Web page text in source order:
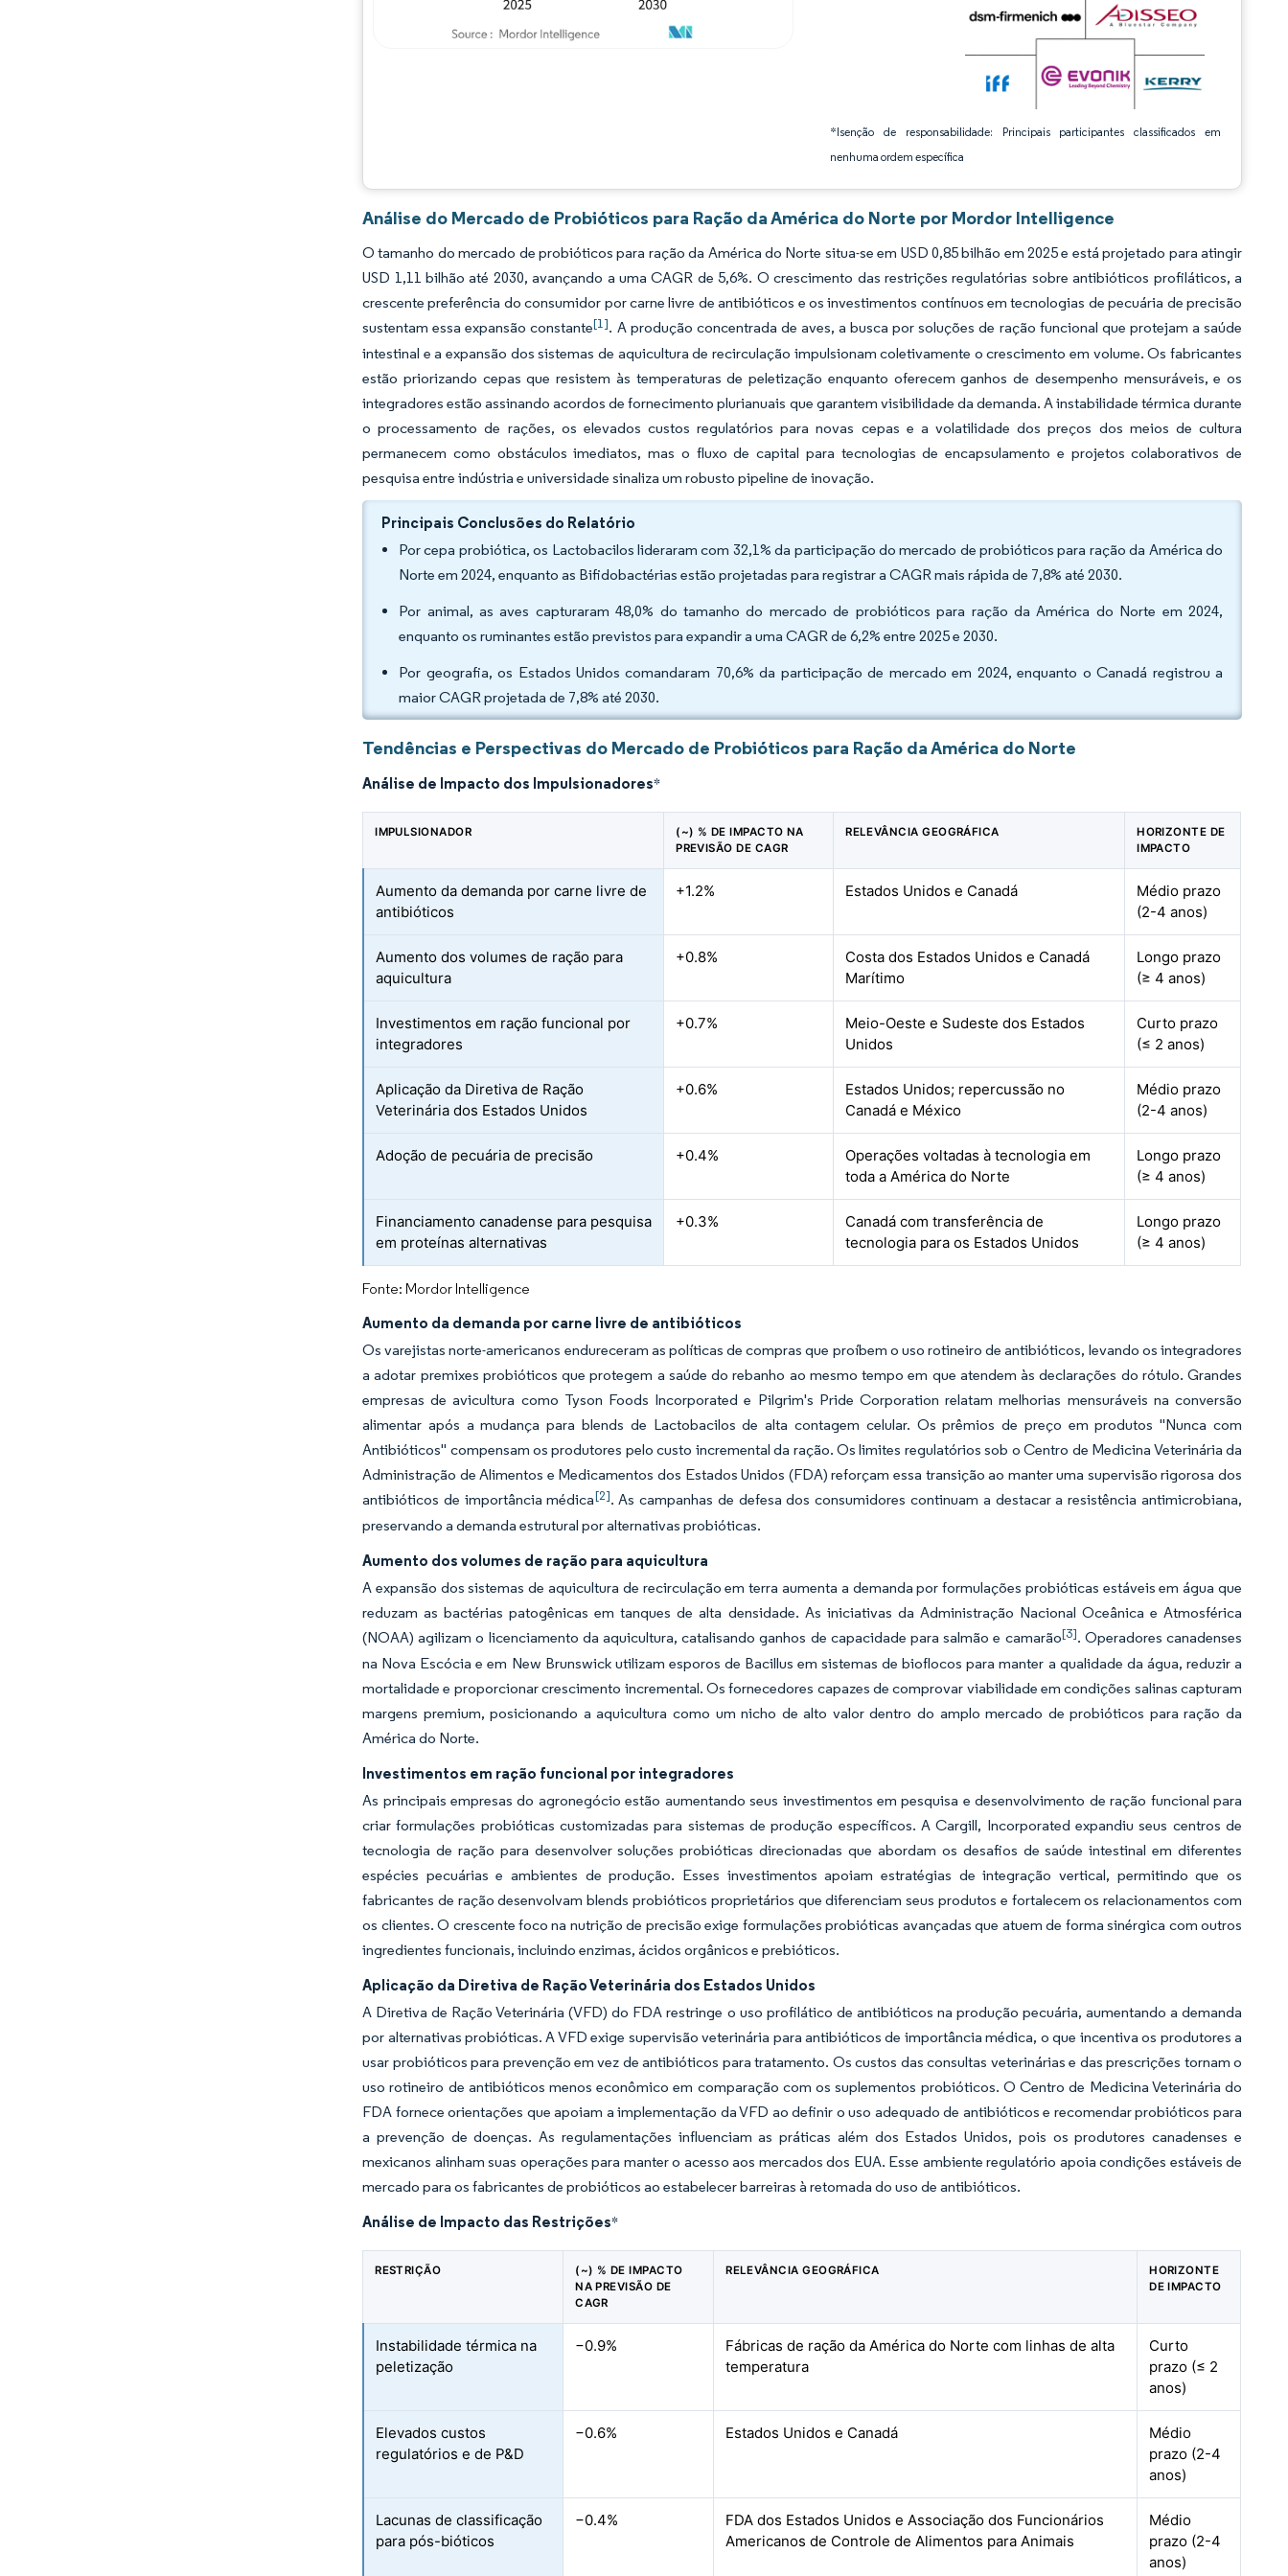
*Isenção de responsabilidade: Principais participantes classificados em
nenhuma ordem específica
Análise do Mercado de Probióticos para Ração da América do Norte por Mordor Intelligence
O tamanho do mercado de probióticos para ração da América do Norte situa-se em USD 0,85 bilhão em 2025 e está projetado para atingir
USD 1,11 bilhão até 2030, avançando a uma CAGR de 5,6%. O crescimento das restrições regulatórias sobre antibióticos profiláticos, a
crescente preferência do consumidor por carne livre de antibióticos e os investimentos contínuos em tecnologias de pecuária de precisão
sustentam essa expansão constante[1]. A produção concentrada de aves, a busca por soluções de ração funcional que protejam a saúde
intestinal e a expansão dos sistemas de aquicultura de recirculação impulsionam coletivamente o crescimento em volume. Os fabricantes
estão priorizando cepas que resistem às temperaturas de peletização enquanto oferecem ganhos de desempenho mensuráveis, e os
integradores estão assinando acordos de fornecimento plurianuais que garantem visibilidade da demanda. A instabilidade térmica durante
o processamento de rações, os elevados custos regulatórios para novas cepas e a volatilidade dos preços dos meios de cultura
permanecem como obstáculos imediatos, mas o fluxo de capital para tecnologias de encapsulamento e projetos colaborativos de
pesquisa entre indústria e universidade sinaliza um robusto pipeline de inovação.
Principais Conclusões do Relatório
Por cepa probiótica, os Lactobacilos lideraram com 32,1% da participação do mercado de probióticos para ração da América do
Norte em 2024, enquanto as Bifidobactérias estão projetadas para registrar a CAGR mais rápida de 7,8% até 2030.
Por animal, as aves capturaram 48,0% do tamanho do mercado de probióticos para ração da América do Norte em 2024,
enquanto os ruminantes estão previstos para expandir a uma CAGR de 6,2% entre 2025 e 2030.
Por geografia, os Estados Unidos comandaram 70,6% da participação de mercado em 2024, enquanto o Canadá registrou a
maior CAGR projetada de 7,8% até 2030.
Tendências e Perspectivas do Mercado de Probióticos para Ração da América do Norte
Análise de Impacto dos Impulsionadores*
IMPULSIONADOR
(~) % DE IMPACTO NA
PREVISÃO DE CAGR
RELEVÂNCIA GEOGRÁFICA
HORIZONTE DE
IMPACTO
Aumento da demanda por carne livre de
antibióticos
+1.2% Estados Unidos e Canadá
Médio prazo
(2-4 anos)
Aumento dos volumes de ração para
aquicultura
+0.8%
Costa dos Estados Unidos e Canadá
Marítimo
Longo prazo
(≥ 4 anos)
Investimentos em ração funcional por
integradores
+0.7%
Meio-Oeste e Sudeste dos Estados
Unidos
Curto prazo
(≤ 2 anos)
Aplicação da Diretiva de Ração
Veterinária dos Estados Unidos
+0.6%
Estados Unidos; repercussão no
Canadá e México
Médio prazo
(2-4 anos)
Adoção de pecuária de precisão +0.4%
Operações voltadas à tecnologia em
toda a América do Norte
Longo prazo
(≥ 4 anos)
Financiamento canadense para pesquisa
em proteínas alternativas
+0.3%
Canadá com transferência de
tecnologia para os Estados Unidos
Longo prazo
(≥ 4 anos)
Fonte: Mordor Intelligence
Aumento da demanda por carne livre de antibióticos
Os varejistas norte-americanos endureceram as políticas de compras que proíbem o uso rotineiro de antibióticos, levando os integradores
a adotar premixes probióticos que protegem a saúde do rebanho ao mesmo tempo em que atendem às declarações do rótulo. Grandes
empresas de avicultura como Tyson Foods Incorporated e Pilgrim's Pride Corporation relatam melhorias mensuráveis na conversão
alimentar após a mudança para blends de Lactobacilos de alta contagem celular. Os prêmios de preço em produtos "Nunca com
Antibióticos" compensam os produtores pelo custo incremental da ração. Os limites regulatórios sob o Centro de Medicina Veterinária da
Administração de Alimentos e Medicamentos dos Estados Unidos (FDA) reforçam essa transição ao manter uma supervisão rigorosa dos
antibióticos de importância médica[2]. As campanhas de defesa dos consumidores continuam a destacar a resistência antimicrobiana,
preservando a demanda estrutural por alternativas probióticas.
Aumento dos volumes de ração para aquicultura
A expansão dos sistemas de aquicultura de recirculação em terra aumenta a demanda por formulações probióticas estáveis em água que
reduzam as bactérias patogênicas em tanques de alta densidade. As iniciativas da Administração Nacional Oceânica e Atmosférica
(NOAA) agilizam o licenciamento da aquicultura, catalisando ganhos de capacidade para salmão e camarão[3]. Operadores canadenses
na Nova Escócia e em New Brunswick utilizam esporos de Bacillus em sistemas de bioflocos para manter a qualidade da água, reduzir a
mortalidade e proporcionar crescimento incremental. Os fornecedores capazes de comprovar viabilidade em condições salinas capturam
margens premium, posicionando a aquicultura como um nicho de alto valor dentro do amplo mercado de probióticos para ração da
América do Norte.
Investimentos em ração funcional por integradores
As principais empresas do agronegócio estão aumentando seus investimentos em pesquisa e desenvolvimento de ração funcional para
criar formulações probióticas customizadas para sistemas de produção específicos. A Cargill, Incorporated expandiu seus centros de
tecnologia de ração para desenvolver soluções probióticas direcionadas que abordam os desafios de saúde intestinal em diferentes
espécies pecuárias e ambientes de produção. Esses investimentos apoiam estratégias de integração vertical, permitindo que os
fabricantes de ração desenvolvam blends probióticos proprietários que diferenciam seus produtos e fortalecem os relacionamentos com
os clientes. O crescente foco na nutrição de precisão exige formulações probióticas avançadas que atuem de forma sinérgica com outros
ingredientes funcionais, incluindo enzimas, ácidos orgânicos e prebióticos.
Aplicação da Diretiva de Ração Veterinária dos Estados Unidos
A Diretiva de Ração Veterinária (VFD) do FDA restringe o uso profilático de antibióticos na produção pecuária, aumentando a demanda
por alternativas probióticas. A VFD exige supervisão veterinária para antibióticos de importância médica, o que incentiva os produtores a
usar probióticos para prevenção em vez de antibióticos para tratamento. Os custos das consultas veterinárias e das prescrições tornam o
uso rotineiro de antibióticos menos econômico em comparação com os suplementos probióticos. O Centro de Medicina Veterinária do
FDA fornece orientações que apoiam a implementação da VFD ao definir o uso adequado de antibióticos e recomendar probióticos para
a prevenção de doenças. As regulamentações influenciam as práticas além dos Estados Unidos, pois os produtores canadenses e
mexicanos alinham suas operações para manter o acesso aos mercados dos EUA. Esse ambiente regulatório apoia condições estáveis de
mercado para os fabricantes de probióticos ao estabelecer barreiras à retomada do uso de antibióticos.
Análise de Impacto das Restrições*
RESTRIÇÃO
(~) % DE IMPACTO
NA PREVISÃO DE
CAGR
RELEVÂNCIA GEOGRÁFICA
HORIZONTE
DE IMPACTO
Instabilidade térmica na
peletização
−0.9%
Fábricas de ração da América do Norte com linhas de alta
temperatura
Curto
prazo (≤ 2
anos)
Elevados custos
regulatórios e de P&D
−0.6% Estados Unidos e Canadá
Médio
prazo (2-4
anos)
Lacunas de classificação
para pós-bióticos
−0.4%
FDA dos Estados Unidos e Associação dos Funcionários
Americanos de Controle de Alimentos para Animais
Médio
prazo (2-4
anos)